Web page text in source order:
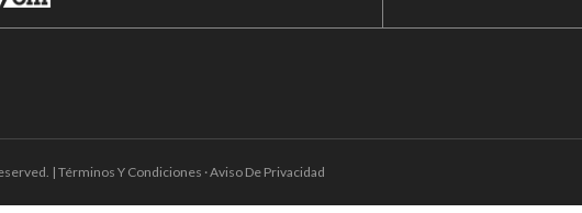
| Términos Y Condiciones · Aviso De Privacidad